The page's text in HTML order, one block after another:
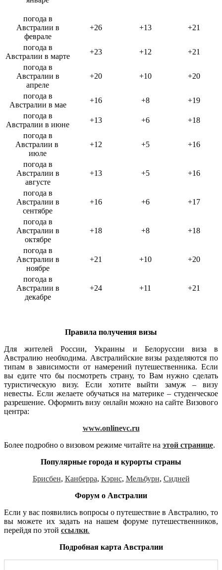
погода в
Австралии в
феврале
+26 +13 +21
погода в
Австралии в марте
+23 +12
+21
погода в
Австралии в
апреле
+20 +10 +20
погода в
Австралии в мае
+16 +8
+19
погода в
Австралии в июне
+13 +6
+18
погода в
Австралии в
июле
+12 +5 +16
погода в
Австралии в
августе
+13 +5 +16
погода в
Австралии в
сентябре
+16 +6 +17
погода в
Австралии в
октябре
+18 +8 +18
погода в
Австралии в
ноябре
+21 +10 +20
погода в
Австралии в
декабре
+24 +11 +21
Правила получения визы
Для жителей России, Украины и Белоруссии виза в
Австралию необходима. Австралийские визы разделяются по
типам в зависимости от намерений путешественника. Если
вы едите что бы посмотреть страну, то Вам нужно сделать
туристическую визу. Если хотите выйти замуж – визу
невесты. Если желаете обучаться на материке – студенческое
разрешение. Оформить визу онлайн можно на сайте Визового
центра:
www.onlinevc.ru
Более подробно о визовом режиме читайте на этой странице.
Популярные города и курорты страны
Брисбен, Канберра, Кэрнс, Мельбурн, Сидней
Форум о Австралии
Если у вас появились вопросы о путешествие в Австралию, то
вы можете их задать на нашем форуме путешественников,
перейдя по этой ссылки.
Подробная карта Австралии